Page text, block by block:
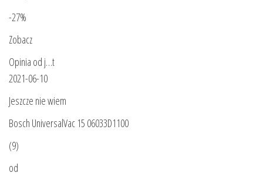
-27%
Zobacz
Opinia od j…t
2021-06-10
Jeszcze nie wiem
Bosch UniversalVac 15 06033D1100
(9)
od